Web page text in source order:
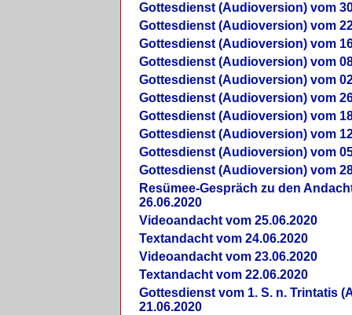
Gottesdienst (Audioversion) vom
Gottesdienst (Audioversion) vom
Gottesdienst (Audioversion) vom
Gottesdienst (Audioversion) vom
Gottesdienst (Audioversion) vom
Gottesdienst (Audioversion) vom
Gottesdienst (Audioversion) vom
Gottesdienst (Audioversion) vom
Gottesdienst (Audioversion) vom
Gottesdienst (Audioversion) vom
Re­sü­mee-Gespräch zu den
26.06.2020
Videoandacht vom 25.06.2020
Textandacht vom 24.06.2020
Videoandacht vom 23.06.2020
Textandacht vom 22.06.2020
Gottesdienst vom 1. S. n. Trintatis
21.06.2020